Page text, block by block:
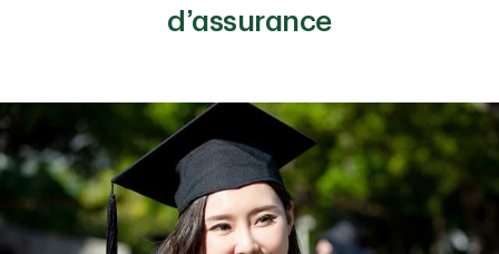
d’assurance